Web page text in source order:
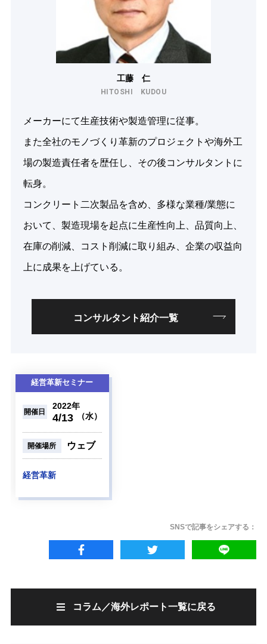
工藤 仁
HITOSHI KUDOU
メーカーにて生産技術や製造管理に従事。
また全社のモノづくり革新のプロジェクトや海外工
場の製造責任者を歴任し、その後コンサルタントに
転身。
コンクリート二次製品を含め、多様な業種/業態に
おいて、製造現場を起点に生産性向上、品質向上、
在庫の削減、コスト削減に取り組み、企業の収益向
上に成果を上げている。
コンサルタント紹介一覧
経営革新セミナー
開催日
2022年
4/13 （水）
開催場所 ウェブ
経営革新
SNSで記事をシェアする：
コラム／海外レポート一覧に戻る